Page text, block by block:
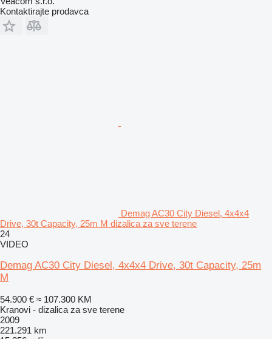
Kontaktirajte prodavca
Demag AC30 City Diesel, 4x4x4
Drive, 30t Capacity, 25m M dizalica za sve terene
24
VIDEO
Demag AC30 City Diesel, 4x4x4 Drive, 30t Capacity, 25m
M
54.900 € ≈ 107.300 KM
Kranovi - dizalica za sve terene
2009
221.291 km